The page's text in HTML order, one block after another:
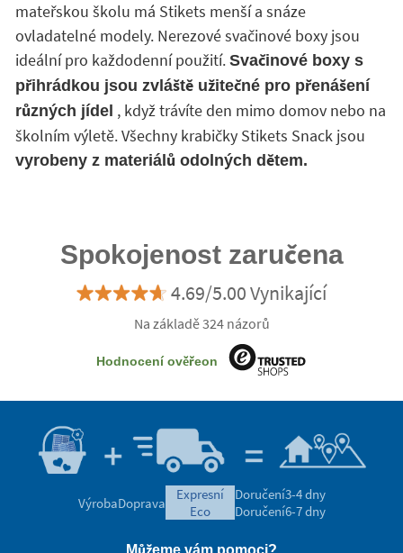
mateřskou školu má Stikets menší a snáze
ovladatelné modely. Nerezové svačinové boxy jsou
ideální pro každodenní použití. Svačinové boxy s
přihrádkou jsou zvláště užitečné pro přenášení
různých jídel , když trávíte den mimo domov nebo na
školním výletě. Všechny krabičky Stikets Snack jsou
vyrobeny z materiálů odolných dětem.
Spokojenost zaručena
4.69/5.00 Vynikající
Na základě 324 názorů
Hodnocení ověřeon
VýrobaDoprava
expresní
eco
Doručení3-4 dny
Doručení6-7 dny